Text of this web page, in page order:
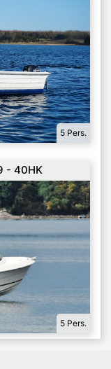
5 Pers.
- 40HK
5 Pers.